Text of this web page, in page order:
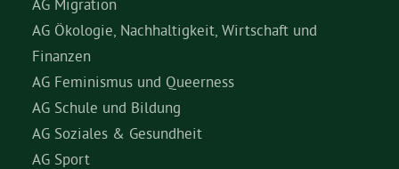
AG Migration
AG Ökologie, Nachhaltigkeit, Wirtschaft und
Finanzen
AG Feminismus und Queerness
AG Schule und Bildung
AG Soziales & Gesundheit
AG Sport